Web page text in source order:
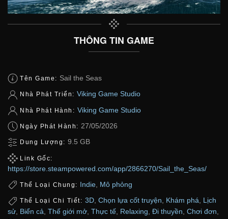
THÔNG TIN GAME
Tên Game: Sail the Seas
Nhà Phát Triển: Viking Game Studio
Nhà Phát Hành: Viking Game Studio
Ngày Phát Hành: 27/05/2026
Dung Lượng: 9.5 GB
Link Gốc:
https://store.steampowered.com/app/2866270/Sail_the_Seas/
Thể Loại Chung: Indie Mô phỏng
Thể Loại Chi Tiết: 3D, Chọn lựa cốt truyện, Khám phá, Lịch
sử Biển cả Thế giới mở Thực tế Relaxing Đi thuyền Chơi đơn